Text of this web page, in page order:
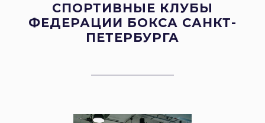
СПОРТИВНЫЕ КЛУБЫ
ФЕДЕРАЦИИ БОКСА САНКТ-
ПЕТЕРБУРГА